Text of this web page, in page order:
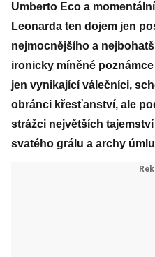
Umberto Eco a
Leonarda ten dojem jen
nejmocnějšího a
ironicky míněné
jen vynikající válečníci,
obránci křesťanství, ale
strážci největších
svatého grálu a archy